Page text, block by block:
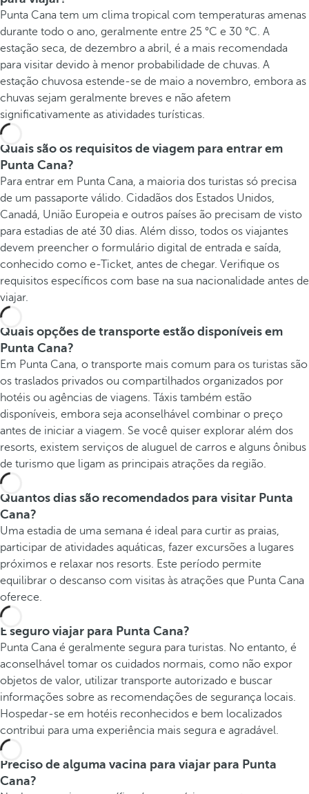
Punta Cana tem um clima tropical com temperaturas amenas
durante todo o ano, geralmente entre 25 °C e 30 °C. A
estação seca, de dezembro a abril, é a mais recomendada
para visitar devido à menor probabilidade de chuvas. A
estação chuvosa estende-se de maio a novembro, embora as
chuvas sejam geralmente breves e não afetem
significativamente as atividades turísticas.
Quais são os requisitos de viagem para entrar em
Punta Cana?
Para entrar em Punta Cana, a maioria dos turistas só precisa
de um passaporte válido. Cidadãos dos Estados Unidos,
Canadá, União Europeia e outros países ão precisam de visto
para estadias de até 30 dias. Além disso, todos os viajantes
devem preencher o formulário digital de entrada e saída,
conhecido como e-Ticket, antes de chegar. Verifique os
requisitos específicos com base na sua nacionalidade antes de
viajar.
Quais opções de transporte estão disponíveis em
Punta Cana?
Em Punta Cana, o transporte mais comum para os turistas são
os traslados privados ou compartilhados organizados por
hotéis ou agências de viagens. Táxis também estão
disponíveis, embora seja aconselhável combinar o preço
antes de iniciar a viagem. Se você quiser explorar além dos
resorts, existem serviços de aluguel de carros e alguns ônibus
de turismo que ligam as principais atrações da região.
Quantos dias são recomendados para visitar Punta
Cana?
Uma estadia de uma semana é ideal para curtir as praias,
participar de atividades aquáticas, fazer excursões a lugares
próximos e relaxar nos resorts. Este período permite
equilibrar o descanso com visitas às atrações que Punta Cana
oferece.
É seguro viajar para Punta Cana?
Punta Cana é geralmente segura para turistas. No entanto, é
aconselhável tomar os cuidados normais, como não expor
objetos de valor, utilizar transporte autorizado e buscar
informações sobre as recomendações de segurança locais.
Hospedar-se em hotéis reconhecidos e bem localizados
contribui para uma experiência mais segura e agradável.
Preciso de alguma vacina para viajar para Punta
Cana?